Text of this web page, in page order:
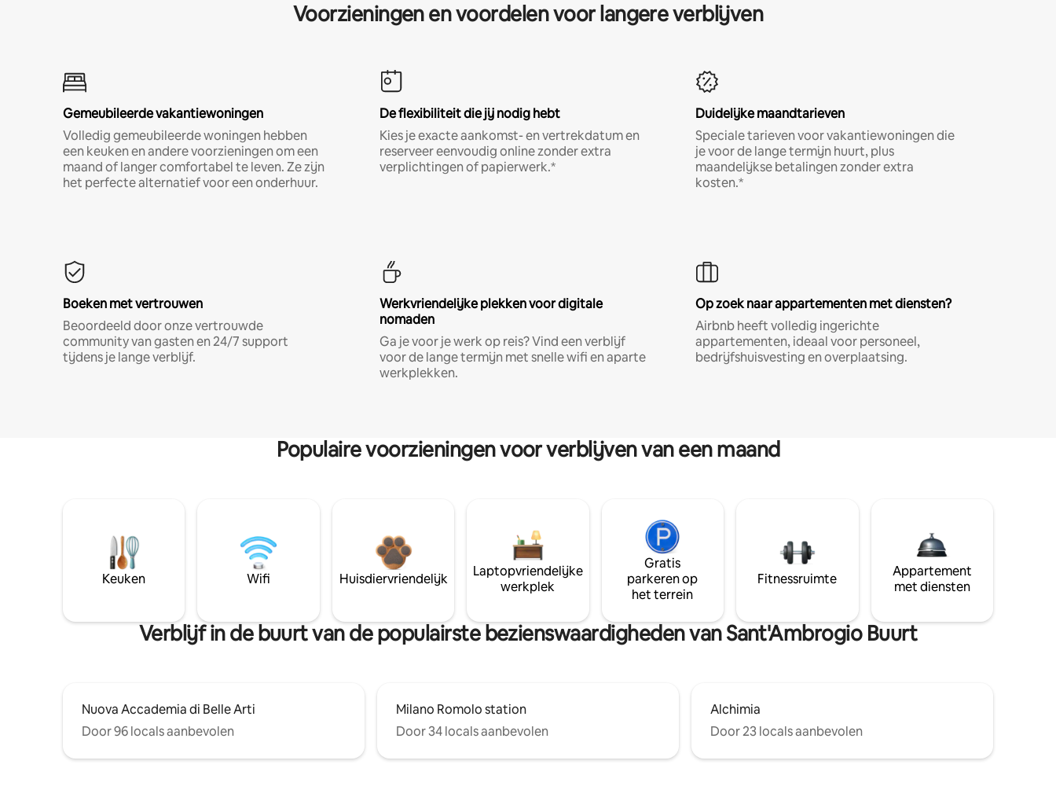
Voorzieningen en voordelen voor langere verblijven
Gemeubileerde vakantiewoningen
Volledig gemeubileerde woningen hebben
een keuken en andere voorzieningen om een
maand of langer comfortabel te leven. Ze zijn
het perfecte alternatief voor een onderhuur.
De flexibiliteit die jij nodig hebt
Kies je exacte aankomst- en vertrekdatum en
reserveer eenvoudig online zonder extra
verplichtingen of papierwerk.*
Duidelijke maandtarieven
Speciale tarieven voor vakantiewoningen die
je voor de lange termijn huurt, plus
maandelijkse betalingen zonder extra
kosten.*
Boeken met vertrouwen
Beoordeeld door onze vertrouwde
community van gasten en 24/7 support
tijdens je lange verblijf.
Werkvriendelijke plekken voor digitale
nomaden
Ga je voor je werk op reis? Vind een verblijf
voor de lange termijn met snelle wifi en aparte
werkplekken.
Op zoek naar appartementen met diensten?
Airbnb heeft volledig ingerichte
appartementen, ideaal voor personeel,
bedrijfshuisvesting en overplaatsing.
Populaire voorzieningen voor verblijven van een maand
Keuken Wifi Huisdiervriendelijk
Laptopvriendelijke
werkplek
Gratis
parkeren op
het terrein
Fitnessruimte
Appartement
met diensten
Verblijf in de buurt van de populairste bezienswaardigheden van Sant'Ambrogio Buurt
Nuova Accademia di Belle Arti
Door 96 locals aanbevolen
Milano Romolo station
Door 34 locals aanbevolen
Alchimia
Door 23 locals aanbevolen